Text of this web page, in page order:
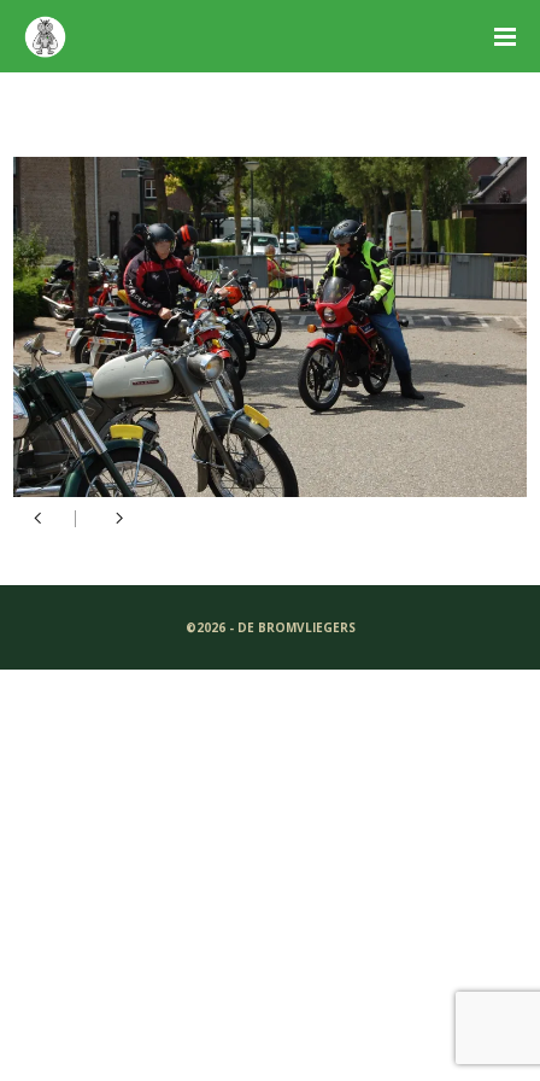
©2026 - DE BROMVLIEGERS